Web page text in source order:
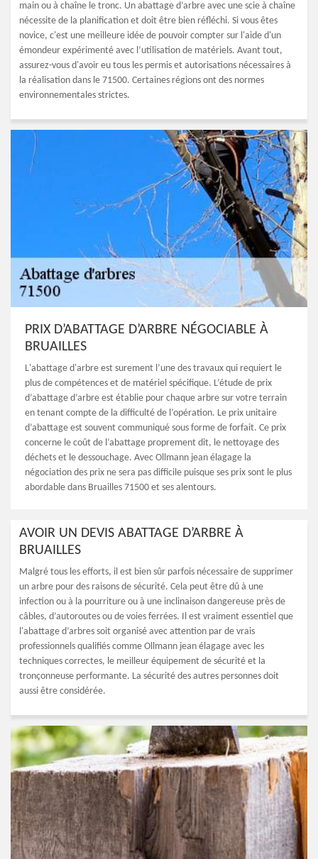
main ou à chaîne le tronc. Un abattage d’arbre avec une scie à chaîne
nécessite de la planification et doit être bien réfléchi. Si vous êtes
novice, c'est une meilleure idée de pouvoir compter sur l'aide d'un
émondeur expérimenté avec l’utilisation de matériels. Avant tout,
assurez-vous d'avoir eu tous les permis et autorisations nécessaires à
la réalisation dans le 71500. Certaines régions ont des normes
environnementales strictes.
PRIX D’ABATTAGE D’ARBRE NÉGOCIABLE À
BRUAILLES
L'abattage d'arbre est surement l’une des travaux qui requiert le
plus de compétences et de matériel spécifique. L’étude de prix
d’abattage d’arbre est établie pour chaque arbre sur votre terrain
en tenant compte de la difficulté de l’opération. Le prix unitaire
d’abattage est souvent communiqué sous forme de forfait. Ce prix
concerne le coût de l’abattage proprement dit, le nettoyage des
déchets et le dessouchage. Avec Ollmann jean élagage la
négociation des prix ne sera pas difficile puisque ses prix sont le plus
abordable dans Bruailles 71500 et ses alentours.
AVOIR UN DEVIS ABATTAGE D’ARBRE À
BRUAILLES
Malgré tous les efforts, il est bien sûr parfois nécessaire de supprimer
un arbre pour des raisons de sécurité. Cela peut être dû à une
infection ou à la pourriture ou à une inclinaison dangereuse près de
câbles, d’autoroutes ou de voies ferrées. Il est vraiment essentiel que
l'abattage d’arbres soit organisé avec attention par de vrais
professionnels qualifiés comme Ollmann jean élagage avec les
techniques correctes, le meilleur équipement de sécurité et la
tronçonneuse performante. La sécurité des autres personnes doit
aussi être considérée.